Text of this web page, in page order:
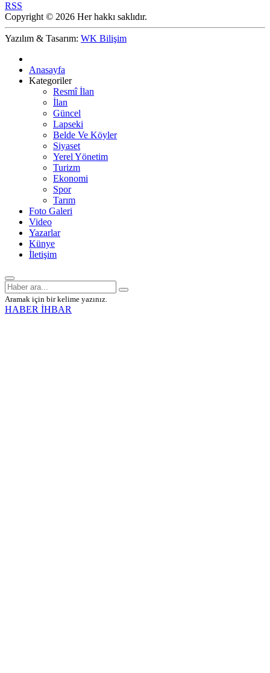
RSS
Copyright © 2026 Her hakkı saklıdır.
Yazılım & Tasarım: WK Bilişim
Anasayfa
Kategoriler
Resmî İlan
İlan
Güncel
Lapseki
Belde Ve Köyler
Siyaset
Yerel Yönetim
Turizm
Ekonomi
Spor
Tarım
Foto Galeri
Video
Yazarlar
Künye
İletişim
Aramak için bir kelime yazınız.
HABER İHBAR